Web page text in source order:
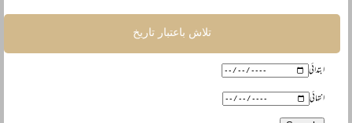
تلاش باعتبار تاریخ
ابتدائی
انتہائی